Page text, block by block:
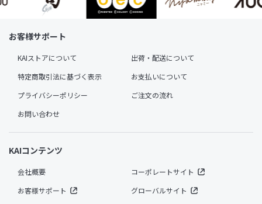
お客様サポート
KAIストアについて
出荷・配送について
特定商取引法に基づく表示
お支払いについて
プライバシーポリシー
ご注文の流れ
お問い合わせ
KAIコンテンツ
会社概要
コーポレートサイト
お客様サポート
グローバルサイト